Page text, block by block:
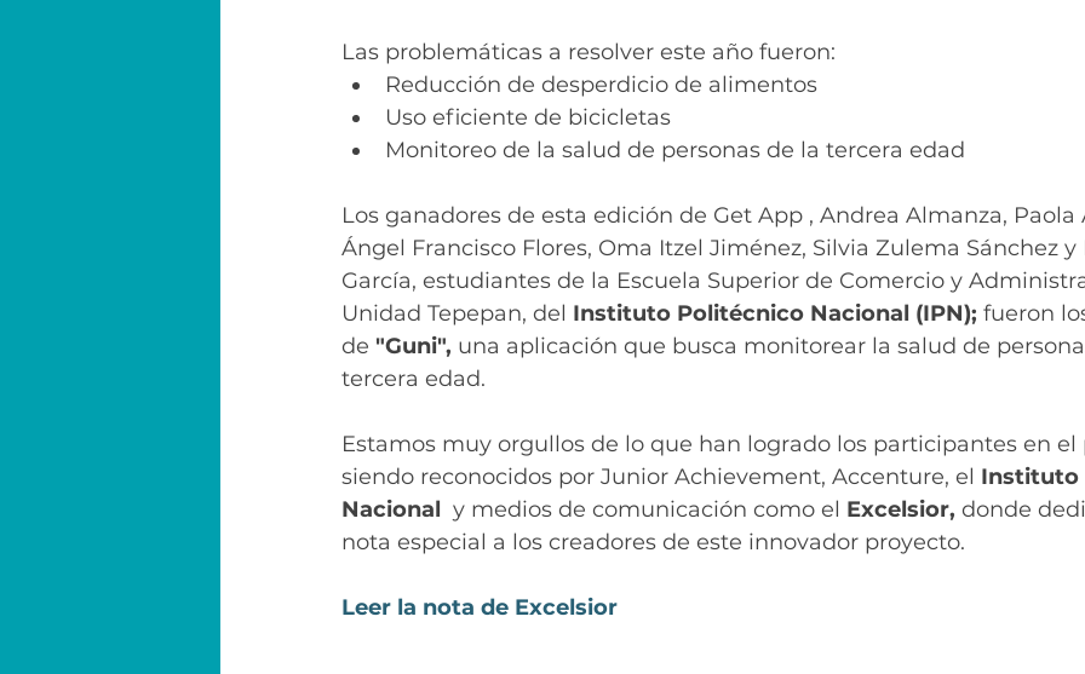
Las problemáticas a resolver este año fueron:
Reducción de desperdicio de alimentos
Uso eficiente de bicicletas
Monitoreo de la salud de personas de la tercera edad
Los ganadores de esta edición de Get App , Andrea Almanza, Paola
Ángel Francisco Flores, Oma Itzel Jiménez, Silvia Zulema Sánchez y
García, estudiantes de la Escuela Superior de Comercio y
Unidad Tepepan, del Instituto Politécnico Nacional (IPN); fueron
de "Guni", una aplicación que busca monitorear la salud de
tercera edad.
Estamos muy orgullos de lo que han logrado los participantes en el
siendo reconocidos por Junior Achievement, Accenture, el Instituto
Nacional
  y medios de comunicación como el
Excelsior, donde
nota especial a los creadores de este innovador proyecto.
Leer la nota de Excelsior